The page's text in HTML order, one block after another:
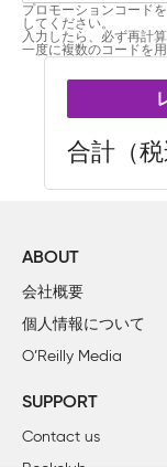
プロモーションコード
してください。
入力したら、必ず再計
一度に複数のコードを
合計（税
ABOUT
会社概要
個人情報について
O’Reilly Media
SUPPORT
Contact us